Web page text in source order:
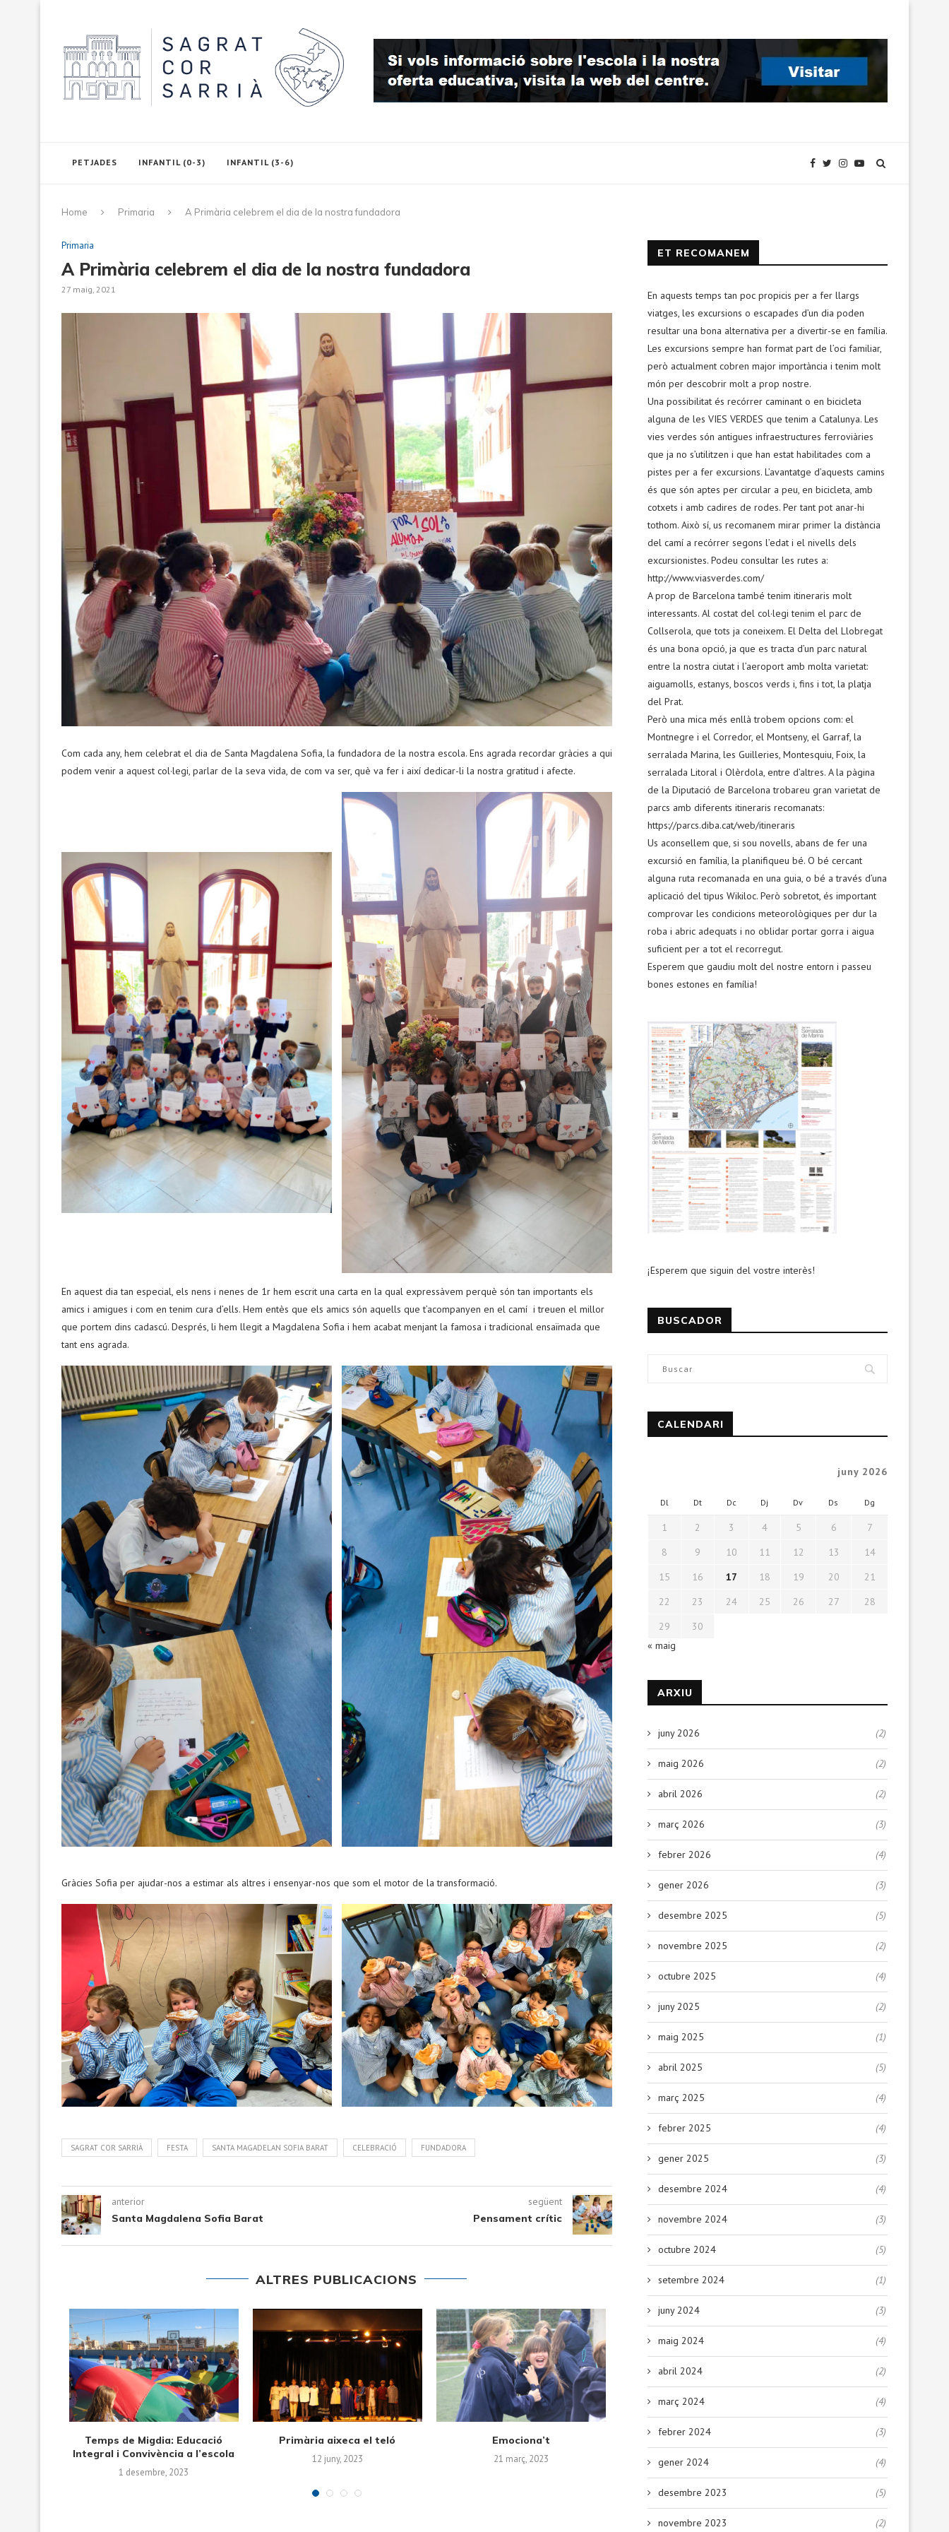
PETJADES INFANTIL (0-3) INFANTIL (3-6)
Home Primaria A Primària celebrem el dia de la nostra fundadora
Primaria
A Primària celebrem el dia de la nostra fundadora
27 maig, 2021
Com cada any, hem celebrat el dia de Santa Magdalena Sofia, la fundadora de la nostra escola. Ens agrada recordar gràcies a qui
podem venir a aquest col·legi, parlar de la seva vida, de com va ser, què va fer i així dedicar-li la nostra gratitud i afecte.
En aquest dia tan especial, els nens i nenes de 1r hem escrit una carta en la qual expressàvem perquè són tan importants els
amics i amigues i com en tenim cura d’ells. Hem entès que els amics són aquells que t’acompanyen en el camí i treuen el millor
que portem dins cadascú. Després, li hem llegit a Magdalena Sofia i hem acabat menjant la famosa i tradicional ensaïmada que
tant ens agrada.
Gràcies Sofia per ajudar-nos a estimar als altres i ensenyar-nos que som el motor de la transformació.
SAGRAT COR SARRIÀ FESTA SANTA MAGADELAN SOFIA BARAT CELEBRACIÓ FUNDADORA
anterior
Santa Magdalena Sofia Barat
següent
Pensament crític
ALTRES PUBLICACIONS
Els alumnes de Cicle Inicial
treballen la tardor...
12 desembre, 2022
Visita a la Biblioteca Mercè
Llimona
Halloween is here
3 novembre, 2022 21 octubre, 2022
Primeres colònies del
4 octubre, 2022
ET RECOMANEM
En aquests temps tan poc propicis per a fer llargs
viatges, les excursions o escapades d’un dia poden
resultar una bona alternativa per a divertir-se en família.
Les excursions sempre han format part de l’oci familiar,
però actualment cobren major importància i tenim molt
món per descobrir molt a prop nostre.
Una possibilitat és recórrer caminant o en bicicleta
alguna de les VIES VERDES que tenim a Catalunya. Les
vies verdes són antigues infraestructures ferroviàries
que ja no s’utilitzen i que han estat habilitades com a
pistes per a fer excursions. L’avantatge d’aquests camins
és que són aptes per circular a peu, en bicicleta, amb
cotxets i amb cadires de rodes. Per tant pot anar-hi
tothom. Això sí, us recomanem mirar primer la distància
del camí a recórrer segons l’edat i el nivells dels
excursionistes. Podeu consultar les rutes a:
http://www.viasverdes.com/
A prop de Barcelona també tenim itineraris molt
interessants. Al costat del col·legi tenim el parc de
Collserola, que tots ja coneixem. El Delta del Llobregat
és una bona opció, ja que es tracta d’un parc natural
entre la nostra ciutat i l’aeroport amb molta varietat:
aiguamolls, estanys, boscos verds i, fins i tot, la platja
del Prat.
Però una mica més enllà trobem opcions com: el
Montnegre i el Corredor, el Montseny, el Garraf, la
serralada Marina, les Guilleries, Montesquiu, Foix, la
serralada Litoral i Olèrdola, entre d’altres. A la pàgina
de la Diputació de Barcelona trobareu gran varietat de
parcs amb diferents itineraris recomanats:
https://parcs.diba.cat/web/itineraris
Us aconsellem que, si sou novells, abans de fer una
excursió en família, la planifiqueu bé. O bé cercant
alguna ruta recomanada en una guia, o bé a través d’una
aplicació del tipus Wikiloc. Però sobretot, és important
comprovar les condicions meteorològiques per dur la
roba i abric adequats i no oblidar portar gorra i aigua
suficient per a tot el recorregut.
Esperem que gaudiu molt del nostre entorn i passeu
bones estones en família!
¡Esperem que siguin del vostre interès!
BUSCADOR
CALENDARI
juny 2026
Dl Dt Dc Dj Dv Ds Dg
1 2 3 4 5 6
7
8
9 10 11 12 13
14
15
16 17 18 19 20
21
22
23 24 25 26 27
28
29
30
« maig
ARXIU
juny 2026 (2)
maig 2026 (2)
abril 2026 (2)
març 2026 (3)
febrer 2026 (4)
gener 2026 (3)
desembre 2025 (5)
novembre 2025 (2)
octubre 2025 (4)
juny 2025 (2)
maig 2025 (1)
abril 2025 (5)
març 2025 (4)
febrer 2025 (4)
gener 2025 (3)
desembre 2024 (4)
novembre 2024 (3)
octubre 2024 (5)
setembre 2024 (1)
juny 2024 (3)
maig 2024 (4)
abril 2024 (2)
març 2024 (4)
febrer 2024 (3)
gener 2024 (4)
desembre 2023 (5)
novembre 2023 (2)